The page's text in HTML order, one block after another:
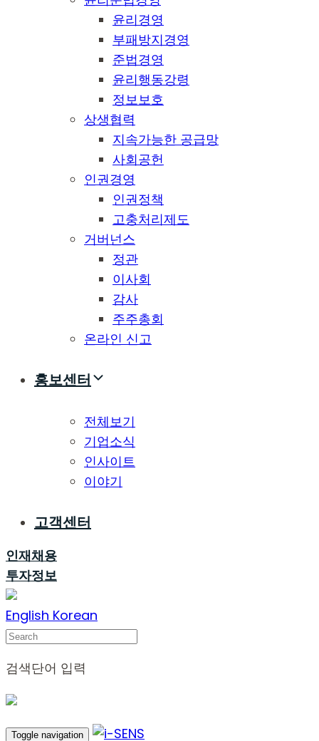
윤리경영
부패방지경영
준법경영
윤리행동강령
정보보호
상생협력
지속가능한 공급망
사회공헌
인권경영
인권정책
고충처리제도
거버넌스
정관
이사회
감사
주주총회
온라인 신고
홍보센터
전체보기
기업소식
인사이트
이야기
고객센터
인재채용
투자정보
English Korean
Search
검색단어 입력
Toggle navigation